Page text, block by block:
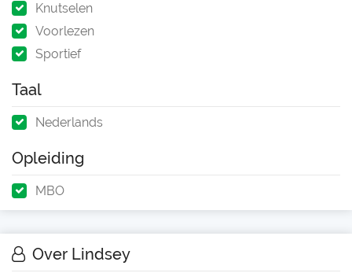
Knutselen
Voorlezen
Sportief
Taal
Nederlands
Opleiding
MBO
Over Lindsey